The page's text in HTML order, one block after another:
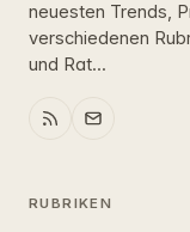
neuesten Trends,
verschiedenen
und Rat...
RUBRIKEN